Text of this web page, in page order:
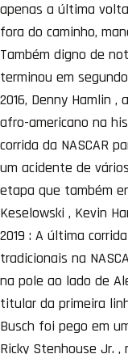
apenas a última
fora do caminho,
Também digno de
terminou em
2016, Denny Hamlin
afro-americano na
corrida da NASCAR
um acidente de
etapa que também
Keselowski , Kevin
2019 : A última
tradicionais na
na pole ao lado de
titular da primeira
Busch foi pego em
Ricky Stenhouse Jr.